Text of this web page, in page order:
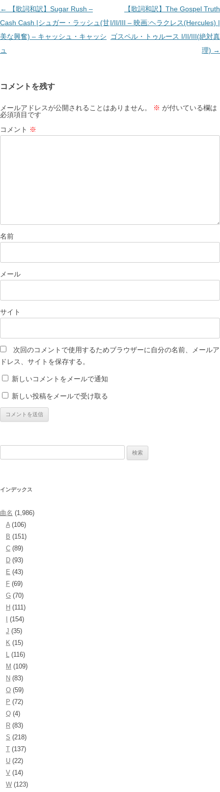
投
稿
ナ
ビ
シ
ョ
ン
←
【歌詞和訳】Sugar Rush –
Cash Cash |シュガー・ラッシュ(甘
美な興奮) – キャッシュ・キャッシ
ュ
【歌詞和訳】The Gospel Truth
I/II/III – 映画:ヘラクレス(Hercules) |
ゴスペル・トゥルース I/II/III(絶対真
理) →
コメントを残す
メールアドレスが公開されることはありません。 ※ が付いている欄は
必須項目です
コメント ※
名前
メール
サイト
次回のコメントで使用するためブラウザーに自分の名前、メールア
ドレス、サイトを保存する。
新しいコメントをメールで通知
新しい投稿をメールで受け取る
インデックス
曲名 (1,986)
A(106)
B (151)
C (89)
D (93)
E (43)
F (69)
G (70)
H (111)
(154)
J (35)
K (15)
L (116)
M (109)
N (83)
O (59)
P (72)
Q (4)
R (83)
S (218)
T (137)
U (22)
V (14)
W (123)